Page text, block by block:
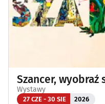
Szancer,
Wystawy
27 CZE - 30 SIE 2026